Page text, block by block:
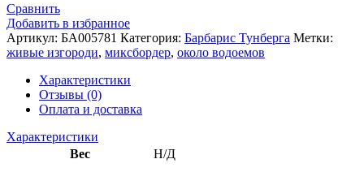
Сравнить
Добавить в избранное
Артикул: БА005781 Категория: Барбарис Тунберга Метки:
живые изгороди, миксбордер, около водоемов
Характеристики
Отзывы (0)
Оплата и доставка
Характеристики
Вес
Н/Д